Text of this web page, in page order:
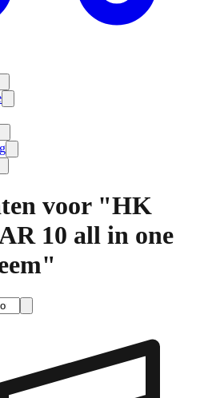
voor "HK
10 all in one